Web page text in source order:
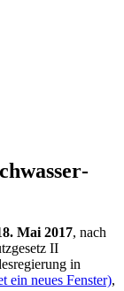
Mai 2017, nach
II
in
ein neues Fenster),